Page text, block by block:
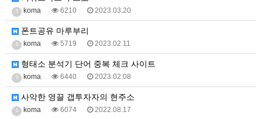
5 koma 6210 2023.03.20
폰트공유 마루부리
5 koma 5719 2023.02.11
형태소 분석기 단어 중복 체크 사이트
5 koma 6440 2023.02.08
사악한 영끌 갭투자자의 현주소
5 koma 6074 2022.08.17